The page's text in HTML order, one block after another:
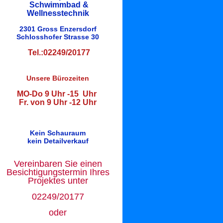
Schwimmbad &
Wellnesstechnik
2301 Gross Enzersdorf
Schlosshofer Strasse 30
Tel.:02249/20177
Unsere Bürozeiten
MO-Do 9 Uhr -15 Uhr
Fr. von 9 Uhr -12 Uhr
Kein Schauraum
kein Detailverkauf
Vereinbaren Sie einen
Besichtigungstermin Ihres
Projektes unter
02249/20177
oder